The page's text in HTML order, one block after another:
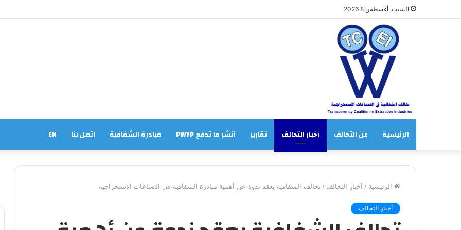
السبت, أغسطس 8 2026
الرئيسية عن التحالف أخبار التحالف تقارير أنشر ما تدفع PWYP مبادرة الشفافية اتصل بنا EN
الرئيسية / أخبار التحالف / تحالف الشفافية يعقد ندوة عن أهمية مبادرة الشفافية في الصناعات الاستخراجية
أخبار التحالف